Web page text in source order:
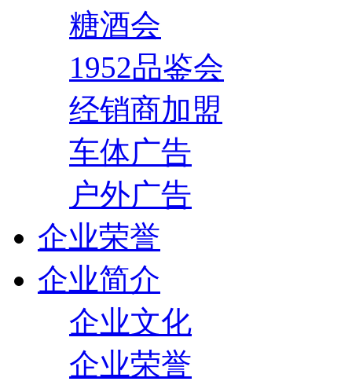
糖酒会
1952品鉴会
经销商加盟
车体广告
户外广告
企业荣誉
企业简介
企业文化
企业荣誉